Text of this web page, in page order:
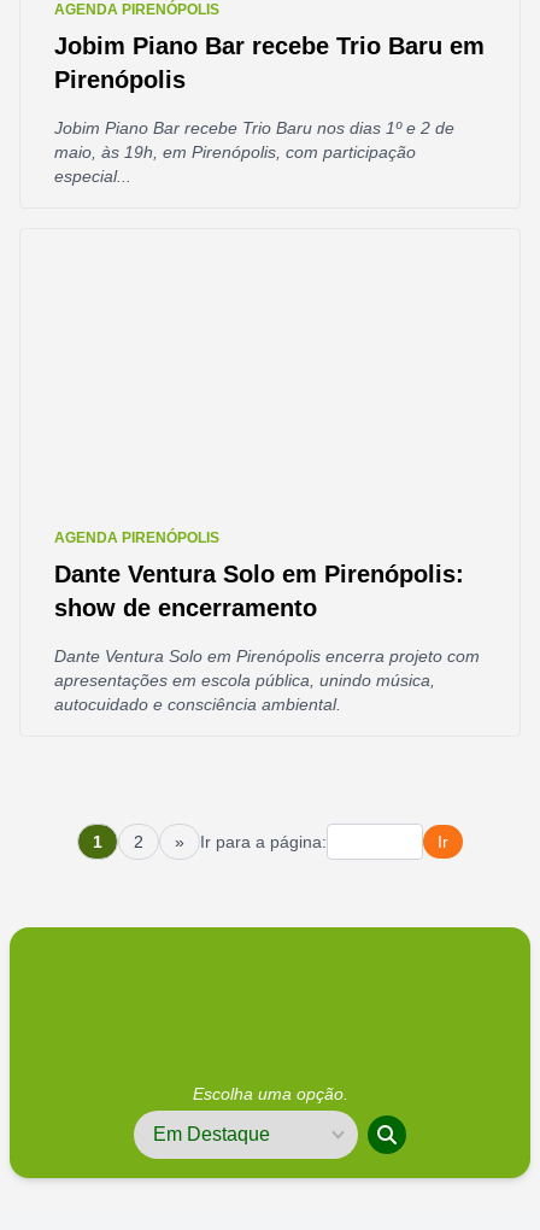
AGENDA PIRENÓPOLIS
Jobim Piano Bar recebe Trio Baru em
Pirenópolis
Jobim Piano Bar recebe Trio Baru nos dias 1º e 2 de
maio, às 19h, em Pirenópolis, com participação
especial...
AGENDA PIRENÓPOLIS
Dante Ventura Solo em Pirenópolis:
show de encerramento
Dante Ventura Solo em Pirenópolis encerra projeto com
apresentações em escola pública, unindo música,
autocuidado e consciência ambiental.
1 2 » Ir para a página: Ir
Escolha uma opção.